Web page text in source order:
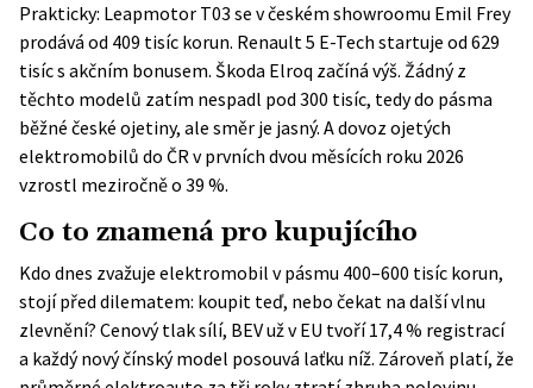
Prakticky: Leapmotor T03 se v českém showroomu Emil Frey
prodává od 409 tisíc korun. Renault 5 E-Tech startuje od 629
tisíc s akčním bonusem. Škoda Elroq začíná výš. Žádný z
těchto modelů zatím nespadl pod 300 tisíc, tedy do pásma
běžné české ojetiny, ale směr je jasný. A dovoz ojetých
elektromobilů do ČR v prvních dvou měsících roku 2026
vzrostl meziročně o 39 %.
Co to znamená pro kupujícího
Kdo dnes zvažuje elektromobil v pásmu 400–600 tisíc korun,
stojí před dilematem: koupit teď, nebo čekat na další vlnu
zlevnění? Cenový tlak sílí, BEV už v EU tvoří 17,4 % registrací
a každý nový čínský model posouvá laťku níž. Zároveň platí, že